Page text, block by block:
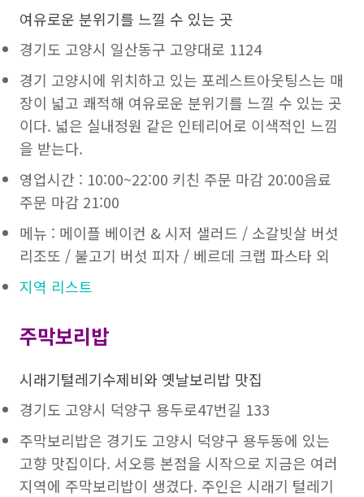
여유로운 분위기를 느낄 수 있는 곳
경기도 고양시 일산동구 고양대로 1124
경기 고양시에 위치하고 있는 포레스트아웃팅스는 매
장이 넓고 쾌적해 여유로운 분위기를 느낄 수 있는 곳
이다. 넓은 실내정원 같은 인테리어로 이색적인 느낌
을 받는다.
영업시간 : 10:00~22:00 키친 주문 마감 20:00음료
주문 마감 21:00
메뉴 : 메이플 베이컨 & 시저 샐러드 / 소갈빗살 버섯
리조또 / 불고기 버섯 피자 / 베르데 크랩 파스타 외
지역 리스트
주막보리밥
시래기털레기수제비와 옛날보리밥 맛집
경기도 고양시 덕양구 용두로47번길 133
주막보리밥은 경기도 고양시 덕양구 용두동에 있는
고향 맛집이다. 서오릉 본점을 시작으로 지금은 여러
지역에 주막보리밥이 생겼다. 주인은 시래기 털레기